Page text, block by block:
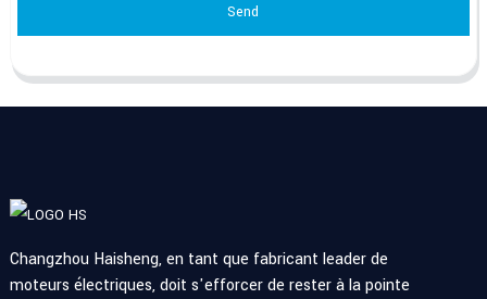
Send
Changzhou Haisheng, en tant que fabricant leader de
moteurs électriques, doit s'efforcer de rester à la pointe